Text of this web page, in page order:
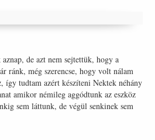
de azt nem sejtettük, hogy a
ránk, még szerencse, hogy volt nálam
így tudtam azért készíteni Nektek néhány
amikor némileg aggódtunk az eszköz
sem láttunk, de végül senkinek sem